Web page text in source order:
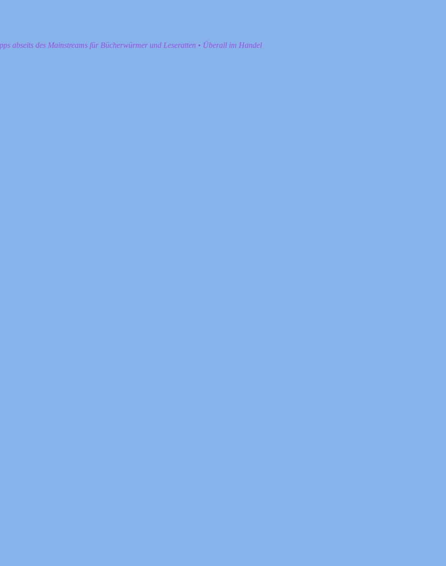
abseits des Mainstreams für Bücherwürmer und Leseratten • Überall im Handel